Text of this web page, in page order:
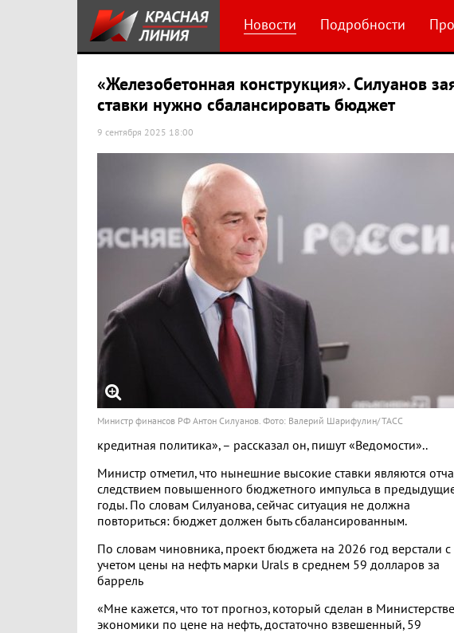
Новости Подробности
«Железобетонная конструкция». Силуанов
ставки нужно сбалансировать бюджет
9 сентября 2025 18:00
Министр финансов РФ Антон Силуанов. Фото: Валерий Шарифулин/ ТАСС
кредитная политика», – рассказал он, пишут «Ведомости»..
Министр отметил, что нынешние высокие ставки являются
следствием повышенного бюджетного импульса в
годы. По словам Силуанова, сейчас ситуация не должна
повториться: бюджет должен быть сбалансированным.
По словам чиновника, проект бюджета на 2026 год верстали с
учетом цены на нефть марки Urals в среднем 59 долларов за
баррель
«Мне кажется, что тот прогноз, который сделан в Министерстве
экономики по цене на нефть, достаточно взвешенный, 59